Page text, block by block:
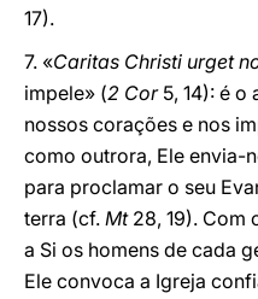
17).
7. «Caritas Christi urget
impele» (2 Cor5, 14): é o
nossos corações e nos
como outrora, Ele envia-
para proclamar o seu
terra (cf. Mt28, 19). Com
a Si os homens de cada
Ele convoca a Igreja